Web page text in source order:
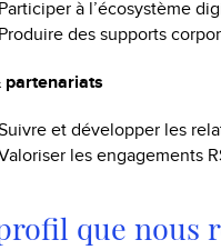
Participer à l’écosystème
Produire des supports
partenariats
et développer les
les engagements
que nous